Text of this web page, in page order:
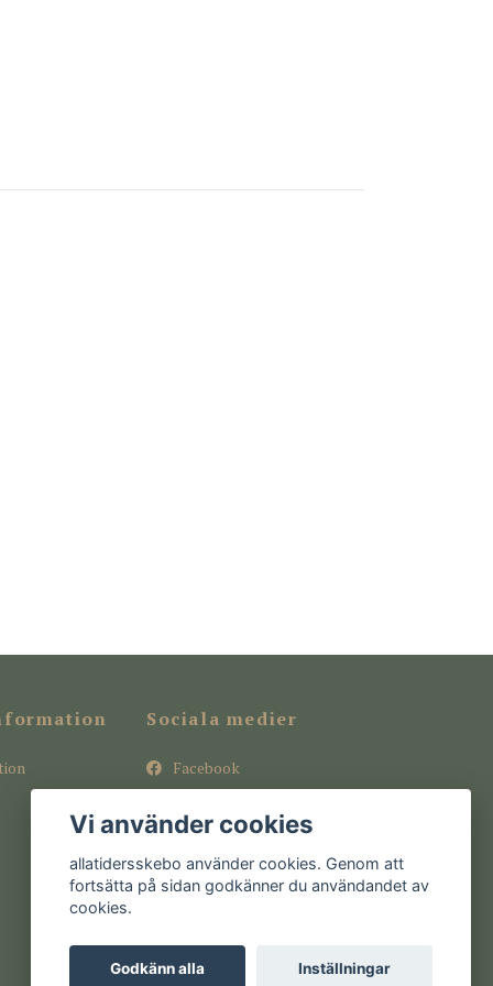
Sociala medier
Facebook
Pinterest
Vi använder cookies
allatidersskebo använder cookies. Genom att
fortsätta på sidan godkänner du användandet av
cookies.
Godkänn alla Inställningar